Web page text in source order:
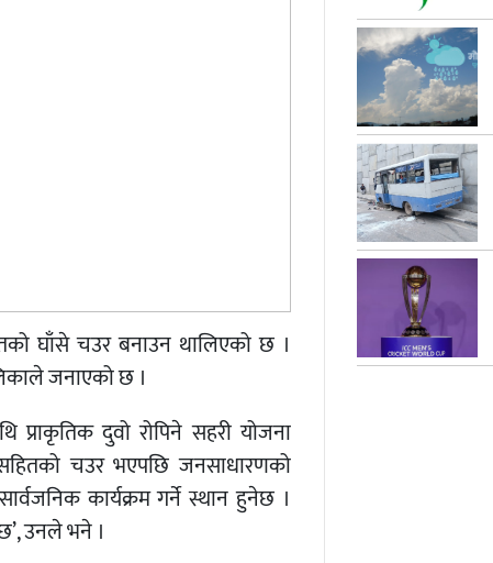
घाँसे चउर बनाउन थालिएको छ ।
जनाएको छ ।
दुवो रोपिने सहरी योजना
चउर भएपछि जनसाधारणको
कार्यक्रम गर्ने स्थान हुनेछ ।
उनले भने ।